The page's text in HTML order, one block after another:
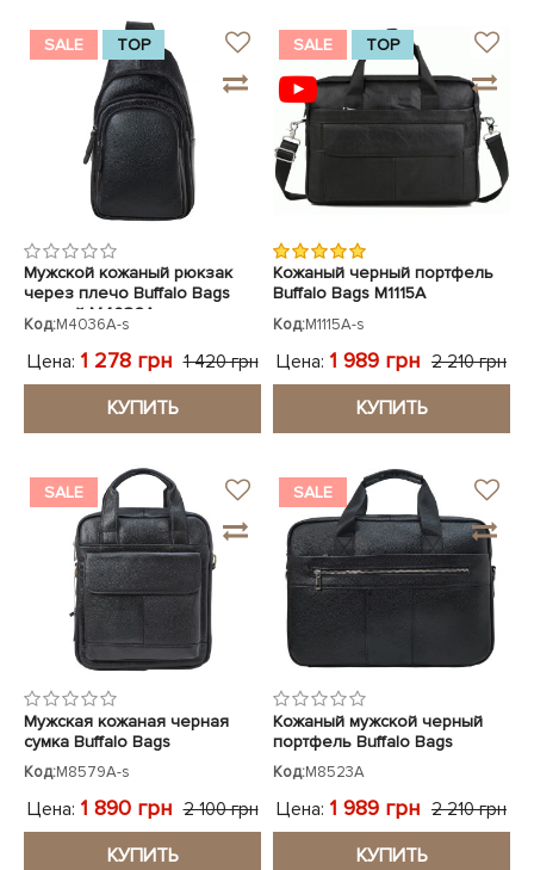
SALE TOP
Мужской кожаный рюкзак
через плечо Buffalo Bags
черный M4036A
Код:M4036A-s
Цена: 1 278 грн 1 420 грн
КУПИТЬ
SALE TOP
Кожаный черный портфель
Buffalo Bags M1115A
Код:M1115A-s
Цена: 1 989 грн 2 210 грн
КУПИТЬ
SALE
Мужская кожаная черная
сумка Buffalo Bags
Код:M8579A-s
Цена: 1 890 грн 2 100 грн
КУПИТЬ
SALE
Кожаный мужской черный
портфель Buffalo Bags
Код:M8523A
Цена: 1 989 грн 2 210 грн
КУПИТЬ